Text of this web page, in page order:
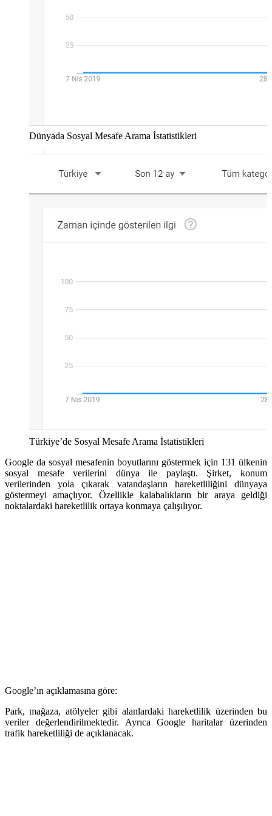
Dünyada Sosyal Mesafe Arama İstatistikleri
Türkiye’de Sosyal Mesafe Arama İstatistikleri
Google da sosyal mesafenin boyutlarını göstermek için 131 ülkenin
sosyal mesafe verilerini dünya ile paylaştı. Şirket, konum
verilerinden yola çıkarak vatandaşların hareketliliğini dünyaya
göstermeyi amaçlıyor. Özellikle kalabalıkların bir araya geldiği
noktalardaki hareketlilik ortaya konmaya çalışılıyor.
Google’ın açıklamasına göre:
Park, mağaza, atölyeler gibi alanlardaki hareketlilik üzerinden bu
veriler değerlendirilmektedir. Ayrıca Google haritalar üzerinden
trafik hareketliliği de açıklanacak.